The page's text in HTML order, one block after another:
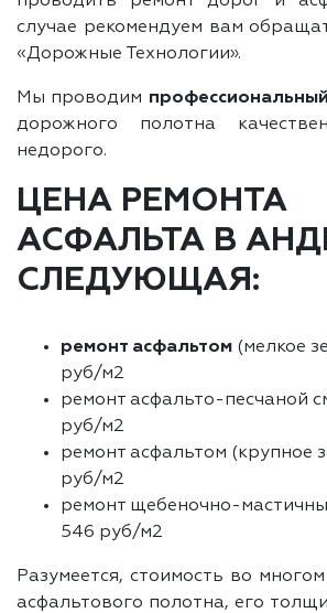
случае рекомендуем вам
«Дорожные Технологии».
Мы проводим
дорожного полотна
недорого.
ЦЕНА РЕМОНТА
АСФАЛЬТА В
СЛЕДУЮЩАЯ:
ремонт асфальтом (мелкое
руб/м2
ремонт асфальто-песчаной
руб/м2
ремонт асфальтом (крупное
руб/м2
ремонт щебеночно-
546 руб/м2
Разумеется, стоимость во
асфальтового полотна, его